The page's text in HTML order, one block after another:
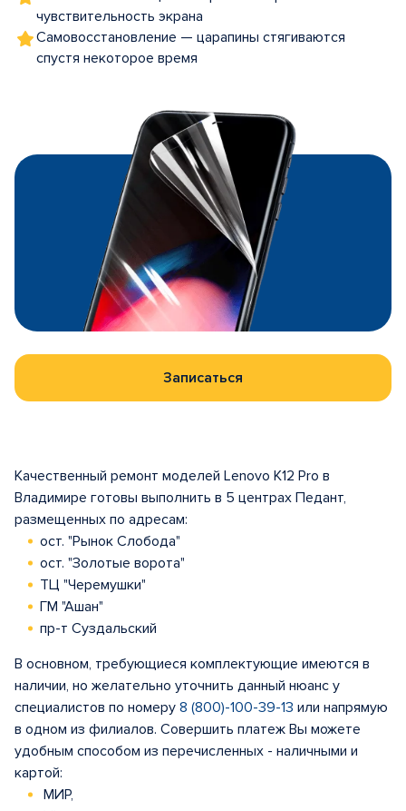
чувствительность экрана
Самовосстановление — царапины стягиваются
спустя некоторое время
Записаться
Качественный ремонт моделей Lenovo K12 Pro в
Владимире готовы выполнить в 5 центрах Педант,
размещенных по адресам:
ост. "Рынок Слобода"
ост. "Золотые ворота"
ТЦ "Черемушки"
ГМ "Ашан"
пр-т Суздальский
В основном, требующиеся комплектующие имеются в
наличии, но желательно уточнить данный нюанс у
специалистов по номеру 8 (800)-100-39-13 или напрямую
в одном из филиалов. Совершить платеж Вы можете
удобным способом из перечисленных - наличными и
картой:
МИР,